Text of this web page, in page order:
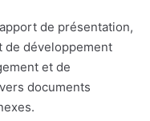
de présentation,
de développement
et de
documents